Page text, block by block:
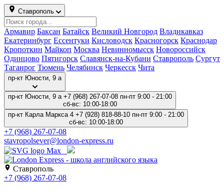
Ставрополь
Армавир Баксан Батайск Великий Новгород Владикавказ
Екатеринбург Ессентуки Кисловодск Красногорск Краснодар
Кропоткин Майкоп Москва Невинномысск Новороссийск
Одинцово Пятигорск Славянск-на-Кубани Ставрополь Сургут
Таганрог Тюмень Челябинск Черкесск Чита
пр-кт Карла Маркса 4
пр-кт Юности, 9 а +7 (968) 267-07-08 пн-пт 9:00 - 21:00
сб-вс: 10:00-18:00
пр-кт Карла Маркса 4 +7 (928) 818-88-10 пн-пт 9:00 - 21:00
сб-вс: 10:00-18:00
+7 (928) 818-88-10
stavropol.center@london-express.ru
Ставрополь
+7 (928) 818-88-10